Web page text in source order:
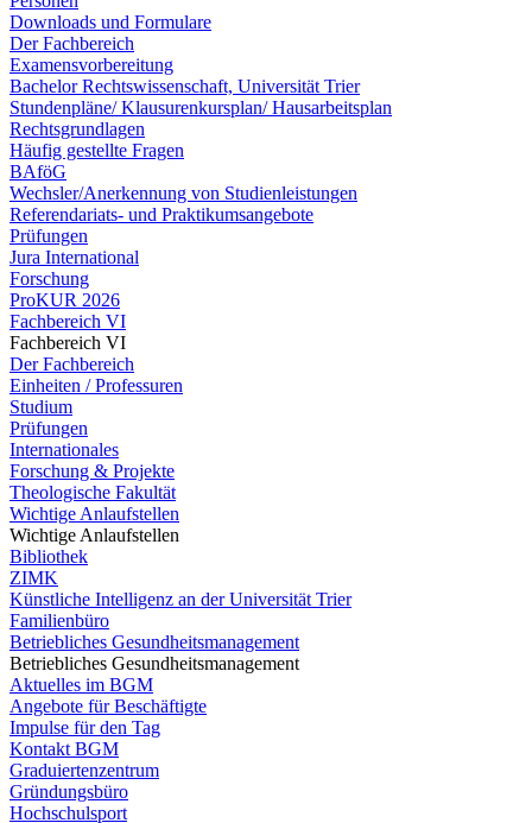
Downloads und Formulare
Der Fachbereich
Examensvorbereitung
Bachelor Rechtswissenschaft, Universität Trier
Stundenpläne/ Klausurenkursplan/ Hausarbeitsplan
Rechtsgrundlagen
Häufig gestellte Fragen
BAföG
Wechsler/Anerkennung von Studienleistungen
Referendariats- und Praktikumsangebote
Prüfungen
Jura International
Forschung
ProKUR 2026
Fachbereich VI
Fachbereich VI
Der Fachbereich
Einheiten / Professuren
Studium
Prüfungen
Internationales
Forschung & Projekte
Theologische Fakultät
Wichtige Anlaufstellen
Wichtige Anlaufstellen
Bibliothek
ZIMK
Künstliche Intelligenz an der Universität Trier
Familienbüro
Betriebliches Gesundheitsmanagement
Betriebliches Gesundheitsmanagement
Aktuelles im BGM
Angebote für Beschäftigte
Impulse für den Tag
Kontakt BGM
Graduiertenzentrum
Gründungsbüro
Hochschulsport